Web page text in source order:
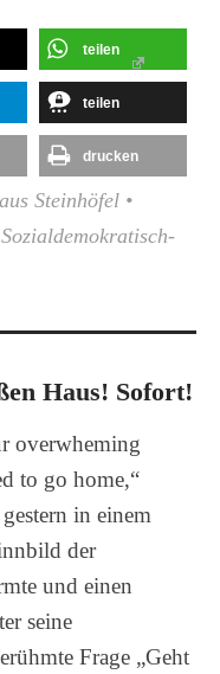
teilen
teilen
drucken
Steinhöfel •
Sozialdemokratisch-
Haus! Sofort!
overwheming
to go home,“
in einem
der
und einen
seine
Frage „Geht